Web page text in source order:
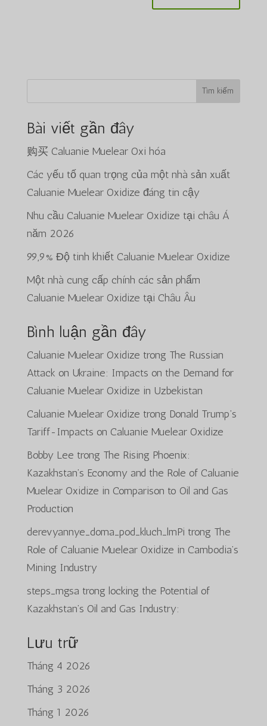
Tìm kiếm
Bài viết gần đây
购买 Caluanie Muelear Oxi hóa
Các yếu tố quan trọng của một nhà sản xuất
Caluanie Muelear Oxidize đáng tin cậy
Nhu cầu Caluanie Muelear Oxidize tại châu Á
năm 2026
99,9% Độ tinh khiết Caluanie Muelear Oxidize
Một nhà cung cấp chính các sản phẩm
Caluanie Muelear Oxidize tại Châu Âu
Bình luận gần đây
Caluanie Muelear Oxidize trong The Russian
Attack on Ukraine: Impacts on the Demand for
Caluanie Muelear Oxidize in Uzbekistan
Caluanie Muelear Oxidize trong Donald Trump’s
Tariff-Impacts on Caluanie Muelear Oxidize
Bobby Lee trong The Rising Phoenix:
Kazakhstan’s Economy and the Role of Caluanie
Muelear Oxidize in Comparison to Oil and Gas
Production
derevyannye_doma_pod_kluch_lmPi trong The
Role of Caluanie Muelear Oxidize in Cambodia’s
Mining Industry
steps_mgsa trong locking the Potential of
Kazakhstan’s Oil and Gas Industry:
Lưu trữ
Tháng 4 2026
Tháng 3 2026
Tháng 1 2026